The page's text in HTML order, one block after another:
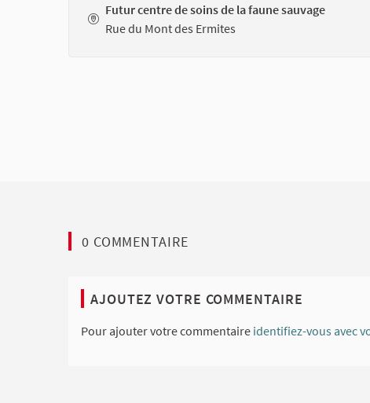
Futur centre de soins de la faune sauvage
Rue du Mont des Ermites
0 COMMENTAIRE
AJOUTEZ VOTRE COMMENTAIRE
Pour ajouter votre commentaire identifiez-vous avec